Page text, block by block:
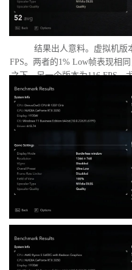
结果出人意料。虚拟机版
FPS。两者的1% Low帧表现相
之下，另一个版本为116 FPS。
式下的优化竟如此之好。从理
理器带来负担并降低性能，